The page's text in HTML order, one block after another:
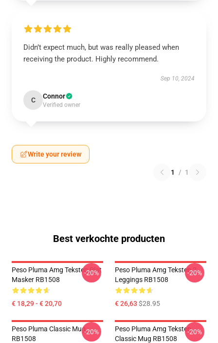
Didn’t expect much, but was really pleased when
receiving the product. Highly recommend.
Sep 10, 2024
C Connor
Verified owner
Write your review
1 / 1
Best verkochte producten
Peso Pluma Amg Teksten Plat
Masker RB1508
€ 18,29 - € 20,70
-20%
Peso Pluma Amg Teksten 2
Leggings RB1508
€ 26,63 $28.95
-20%
Peso Pluma Classic Mug
RB1508
-20%
Peso Pluma Amg Teksten
Classic Mug RB1508
-20%